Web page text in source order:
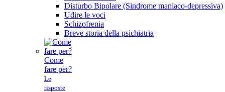
Disturbo Bipolare (Sindrome maniaco-depressiva)
Udire le voci
Schizofrenia
Breve storia della psichiatria
Come
fare per?
Le
risposte